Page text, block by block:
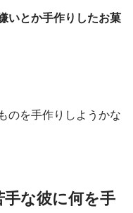
いとか手作りしたお菓
のを手作りしようかな
な彼に何を手